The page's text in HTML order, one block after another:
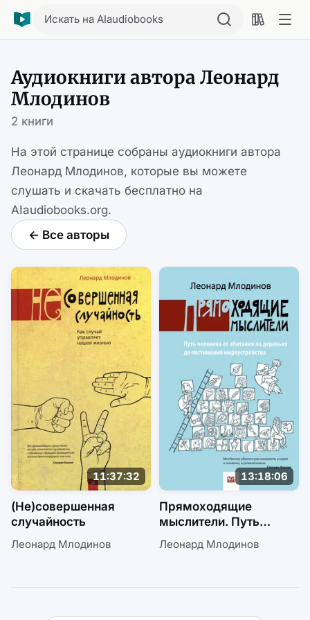
Искать на AIaudiobooks
Аудиокниги автора Леонард
Млодинов
2 книги
На этой странице собраны аудиокниги автора
Леонард Млодинов, которые вы можете
слушать и скачать бесплатно на
AIaudiobooks.org.
← Все авторы
11:37:32
(Не)совершенная
случайность
Леонард Млодинов
13:18:06
Прямоходящие
мыслители. Путь
человека от обитания
на деревьях
Леонард Млодинов